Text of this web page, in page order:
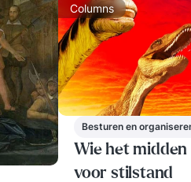
Columns
Besturen en
Wie het
voor stilstand